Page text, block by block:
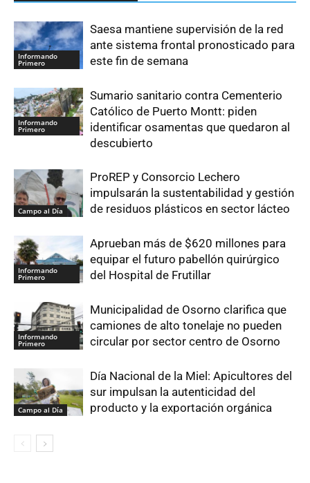
Informando
Primero
Saesa mantiene supervisión de la red
ante sistema frontal pronosticado para
este fin de semana
Informando
Primero
Sumario sanitario contra Cementerio
Católico de Puerto Montt: piden
identificar osamentas que quedaron al
descubierto
Campo al Día
ProREP y Consorcio Lechero
impulsarán la sustentabilidad y gestión
de residuos plásticos en sector lácteo
Informando
Primero
Aprueban más de $620 millones para
equipar el futuro pabellón quirúrgico
del Hospital de Frutillar
Informando
Primero
Municipalidad de Osorno clarifica que
camiones de alto tonelaje no pueden
circular por sector centro de Osorno
Campo al Día
Día Nacional de la Miel: Apicultores del
sur impulsan la autenticidad del
producto y la exportación orgánica